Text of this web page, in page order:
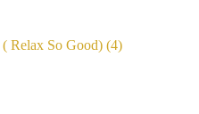
Relax So Good) (4)